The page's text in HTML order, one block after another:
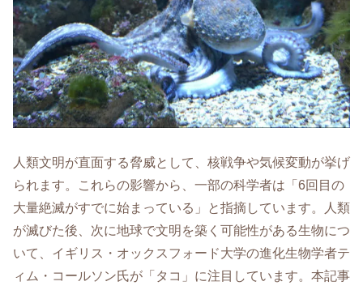
人類文明が直面する脅威として、核戦争や気候変動が挙げ
られます。これらの影響から、一部の科学者は「6回目の
大量絶滅がすでに始まっている」と指摘しています。人類
が滅びた後、次に地球で文明を築く可能性がある生物につ
いて、イギリス・オックスフォード大学の進化生物学者テ
ィム・コールソン氏が「タコ」に注目しています。本記事